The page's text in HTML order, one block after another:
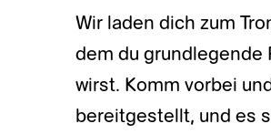
Wir laden dich zum
dem du grundlegende
wirst. Komm vorbei
bereitgestellt, und es